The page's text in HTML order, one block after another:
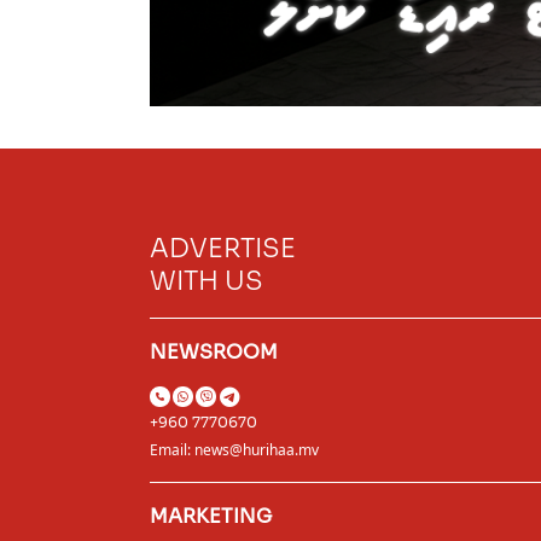
ADVERTISE
WITH US
NEWSROOM
+960 7770670
Email: news@hurihaa.mv
MARKETING